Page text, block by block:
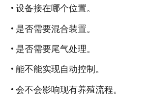
• 设备接在哪个位置。
• 是否需要混合装置。
• 是否需要尾气处理。
• 能不能实现自动控制。
• 会不会影响现有养殖流程。